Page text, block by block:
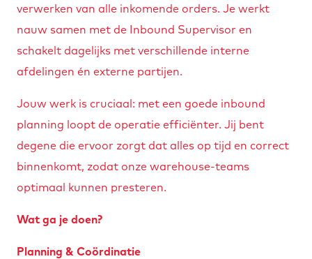
verwerken van alle inkomende orders. Je werkt
nauw samen met de Inbound Supervisor en
schakelt dagelijks met verschillende interne
afdelingen én externe partijen.
Jouw werk is cruciaal: met een goede inbound
planning loopt de operatie efficiënter. Jij bent
degene die ervoor zorgt dat alles op tijd en correct
binnenkomt, zodat onze warehouse-teams
optimaal kunnen presteren.
Wat ga je doen?
Planning & Coördinatie